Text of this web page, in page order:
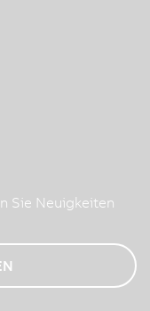
Sie Neuigkeiten